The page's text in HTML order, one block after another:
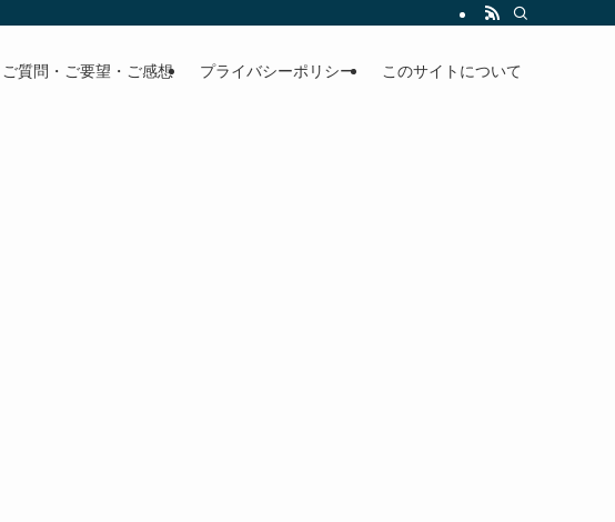
ご質問・ご要望・ご感想 プライバシーポリシー このサイトについて